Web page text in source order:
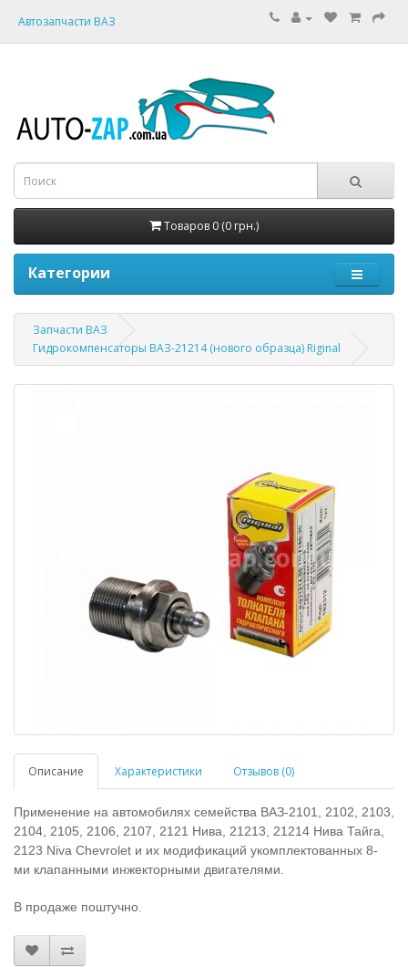
Автозапчасти ВАЗ
Товаров 0 (0 грн.)
Категории
Запчасти ВАЗ
Гидрокомпенсаторы ВАЗ-21214 (нового образца) Riginal
Описание Характеристики Отзывов (0)
Применение на автомобилях семейства ВАЗ-2101, 2102, 2103,
2104, 2105, 2106, 2107, 2121 Нива, 21213, 21214 Нива Тайга,
2123 Niva Chevrolet и их модификаций укомплектованных 8-
ми клапанными инжекторными двигателями.
В продаже поштучно.